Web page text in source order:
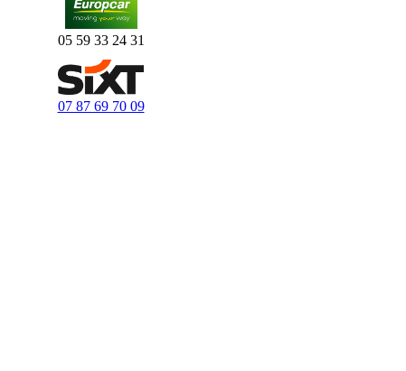
05 59 33 24 31
07 87 69 70 09